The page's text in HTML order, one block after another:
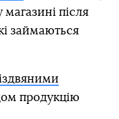
після
займаються
продукцію